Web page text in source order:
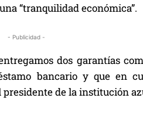
“tranquilidad económica”.
- Publicidad -
dos garantías
bancario y que en
de la institución